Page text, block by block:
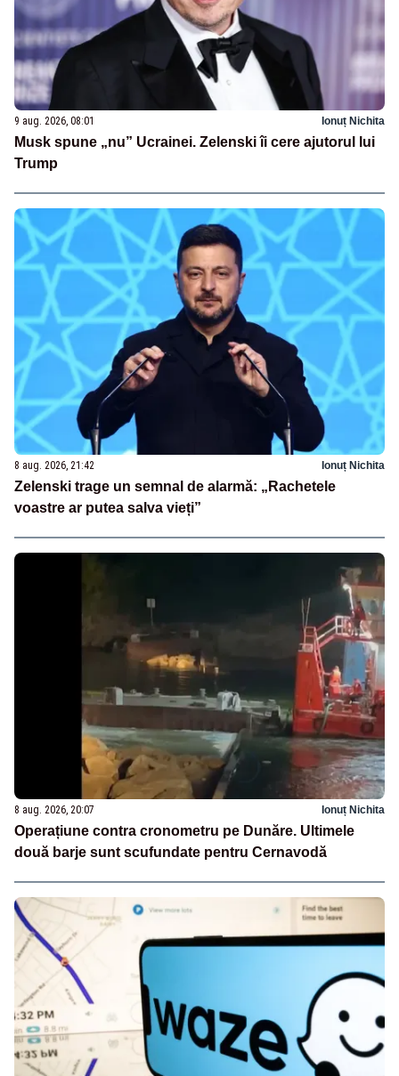
9 aug. 2026, 08:01 Ionuț Nichita
Musk spune „nu” Ucrainei. Zelenski îi cere ajutorul lui
Trump
8 aug. 2026, 21:42 Ionuț Nichita
Zelenski trage un semnal de alarmă: „Rachetele
voastre ar putea salva vieți”
8 aug. 2026, 20:07 Ionuț Nichita
Operațiune contra cronometru pe Dunăre. Ultimele
două barje sunt scufundate pentru Cernavodă